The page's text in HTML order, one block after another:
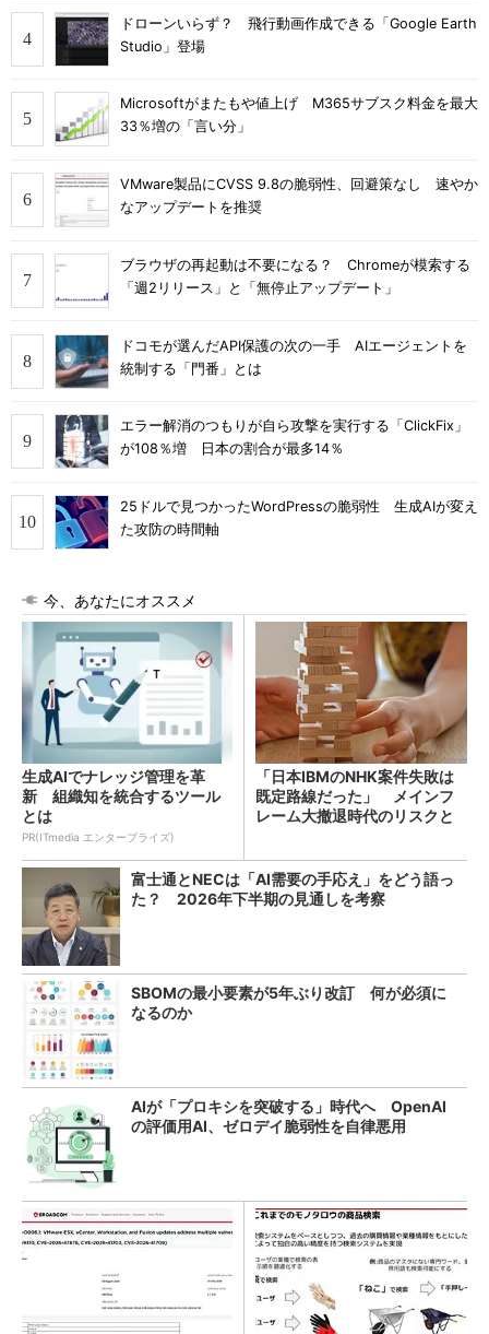
ドローンいらず？ 飛行動画作成できる「Google Earth
Studio」登場
Microsoftがまたもや値上げ M365サブスク料金を最大
33％増の「言い分」
VMware製品にCVSS 9.8の脆弱性、回避策なし 速やか
なアップデートを推奨
ブラウザの再起動は不要になる？ Chromeが模索する
「週2リリース」と「無停止アップデート」
ドコモが選んだAPI保護の次の一手 AIエージェントを
統制する「門番」とは
エラー解消のつもりが自ら攻撃を実行する「ClickFix」
が108％増 日本の割合が最多14％
25ドルで見つかったWordPressの脆弱性 生成AIが変え
た攻防の時間軸
今、あなたにオススメ
生成AIでナレッジ管理を革
新 組織知を統合するツール
とは
PR(ITmedia エンタープライズ)
「日本IBMのNHK案件失敗は
既定路線だった」 メインフ
レーム大撤退時代のリスクと
富士通とNECは「AI需要の手応え」をどう語っ
た？ 2026年下半期の見通しを考察
SBOMの最小要素が5年ぶり改訂 何が必須に
なるのか
AIが「プロキシを突破する」時代へ OpenAI
の評価用AI、ゼロデイ脆弱性を自律悪用